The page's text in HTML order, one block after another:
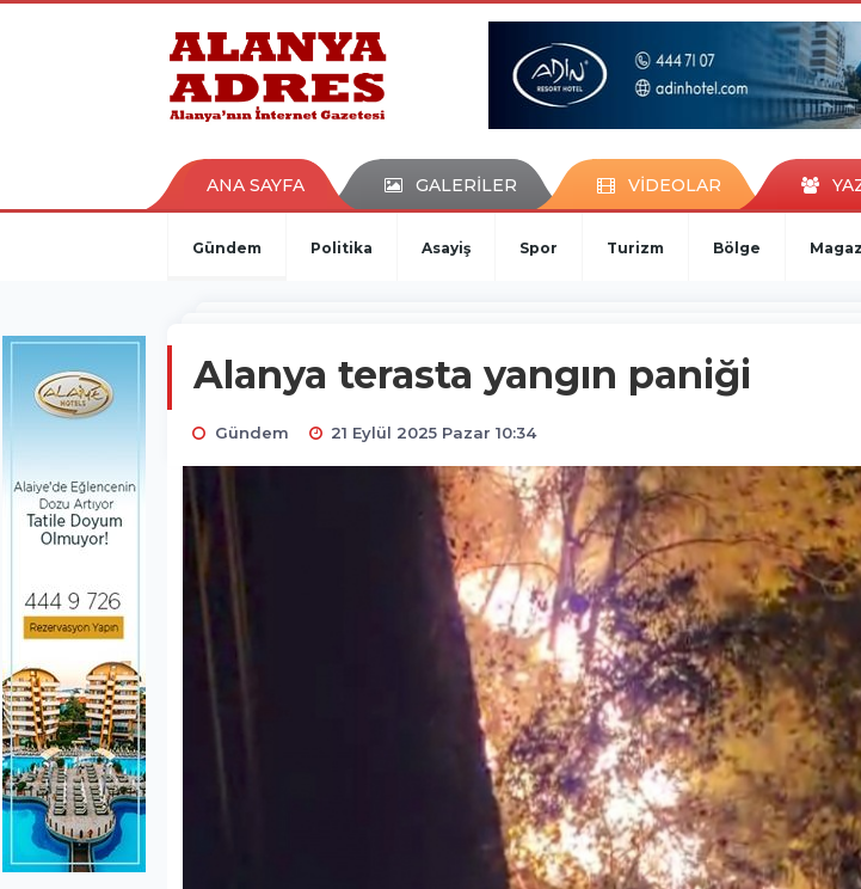
kaçak bahis
porno izle
ANA SAYFA GALERİLER VİDEOLAR
Gündem Politika Asayiş Spor Turizm Bölge
Alanya terasta yangın paniği
Gündem 21 Eylül 2025 Pazar 10:34